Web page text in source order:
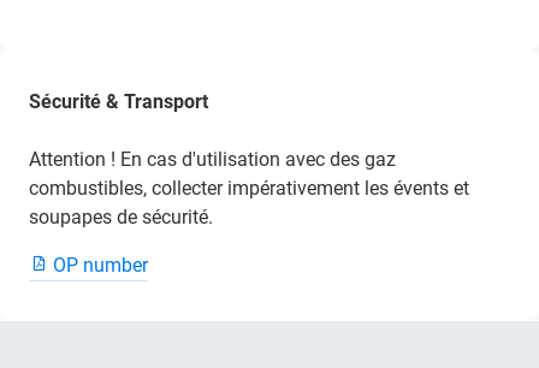
Sécurité & Transport
Attention ! En cas d'utilisation avec des gaz
combustibles, collecter impérativement les évents et
soupapes de sécurité.
OP number